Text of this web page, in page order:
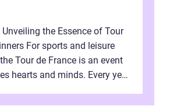
Unveiling the Essence of Tour
For sports and leisure
Tour de France is an event
hearts and minds. Every year,